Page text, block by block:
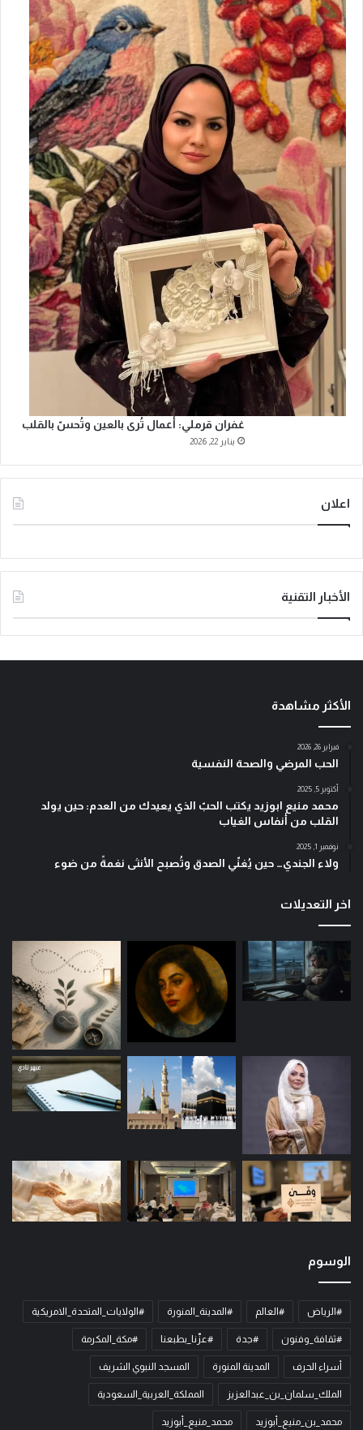
غفران قرملي: أعمال تُرى بالعين وتُحسّ بالقلب
يناير 22, 2026
اعلان
الأخبار التقنية
الأكثر مشاهدة
فبراير 26, 2026
الحب المرضي والصحة النفسية
أكتوبر 5, 2025
محمد منيع ابوزيد يكتب الحبّ الذي يعيدك من العدم: حين يولد
القلب من أنفاس الغياب
نوفمبر 1, 2025
ولاء الجندي… حين يُغنّي الصدق وتُصبح الأنثى نغمةً من ضوء
اخر التعديلات
الوسوم
#الرياض #العالم #المدينة_المنورة #الولايات_المتحدة_الامريكية
#ثقافة_وفنون #جدة #عزّنا_بطبعنا #مكة_المكرمة
أسراء الحرف المدينة المنورة المسجد النبوي الشريف
الملك_سلمان_بن_عبدالعزيز المملكة_العربية_السعودية
محمد_بن_منيع_أبوزيد محمد_منيع_أبوزيد